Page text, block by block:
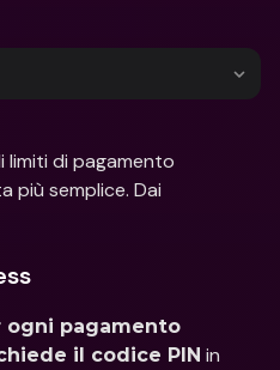
limiti di pagamento
più semplice. Dai
pagamento
il codice PIN in